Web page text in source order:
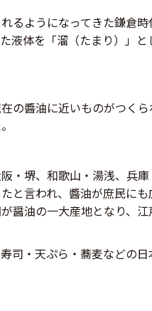
るようになってきた鎌倉
液体を「溜（たまり）」
の醬油に近いものがつく
・堺、和歌山・湯浅、兵
と言われ、醬油が庶民に
醤油の一大産地となり、
司・天ぷら・蕎麦などの